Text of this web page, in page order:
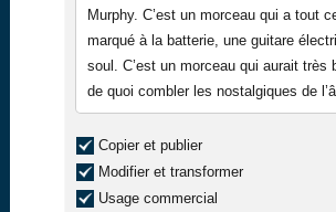
Murphy. C’est un morceau qui a tout
marqué à la batterie, une guitare
soul. C’est un morceau qui aurait
de quoi combler les nostalgiques de
Copier et publier
Modifier et transformer
Usage commercial